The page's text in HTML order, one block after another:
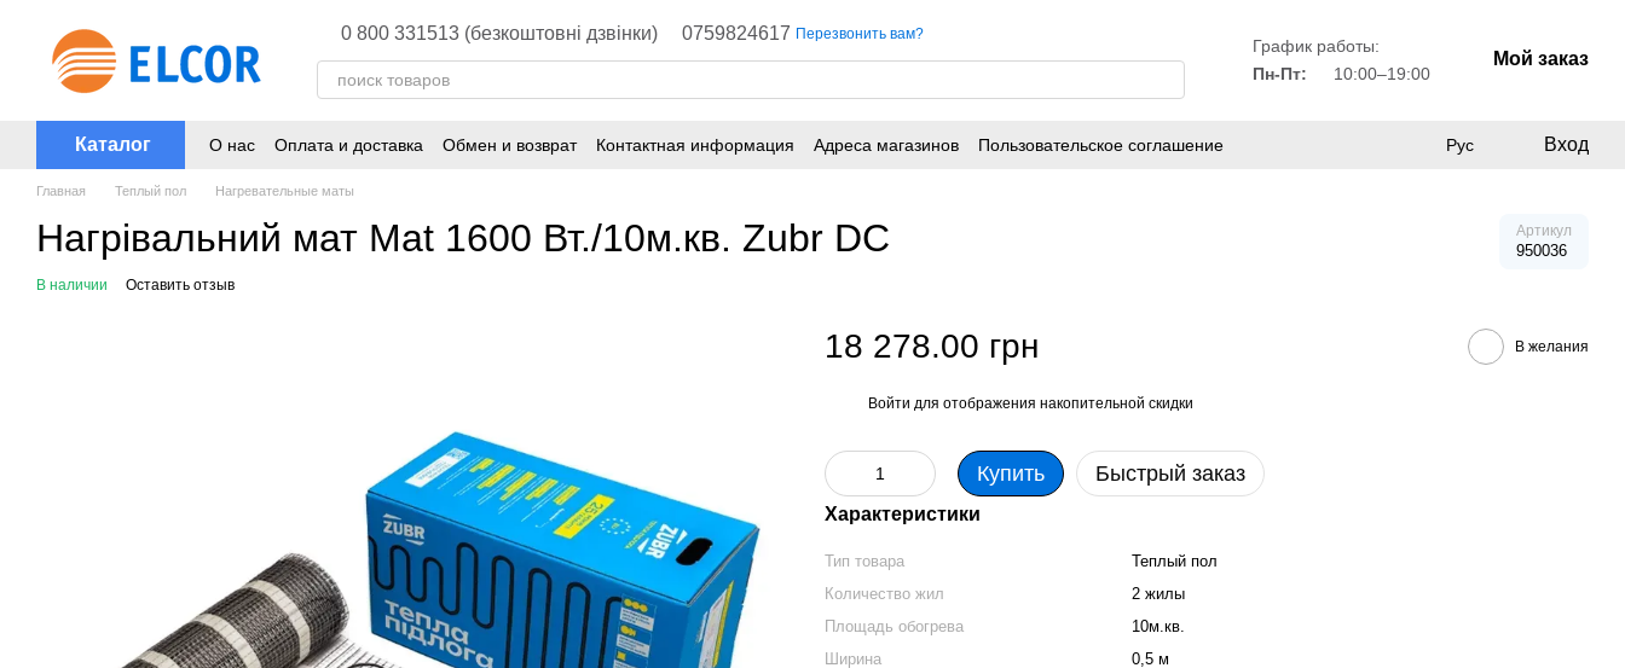
0 800 331513 (безкоштовні дзвінки) 0759824617 Перезвонить вам?
График работы:
Пн-Пт:
10:00–19:00
Мой заказ
Каталог О нас Оплата и доставка Обмен и возврат Контактная информация Адреса магазинов Пользовательское соглашение Рус Вход
Главная Теплый пол Нагревательные маты
Нагрівальний мат Mat 1600 Вт./10м.кв. Zubr DC Артикул
950036
В наличии Оставить отзыв
18 278.00 грн В желания
Войти для отображения накопительной скидки
Купить Быстрый заказ
Характеристики
Тип товара
Теплый пол
Количество жил
2 жилы
Площадь обогрева
10м.кв.
Ширина
0,5 м